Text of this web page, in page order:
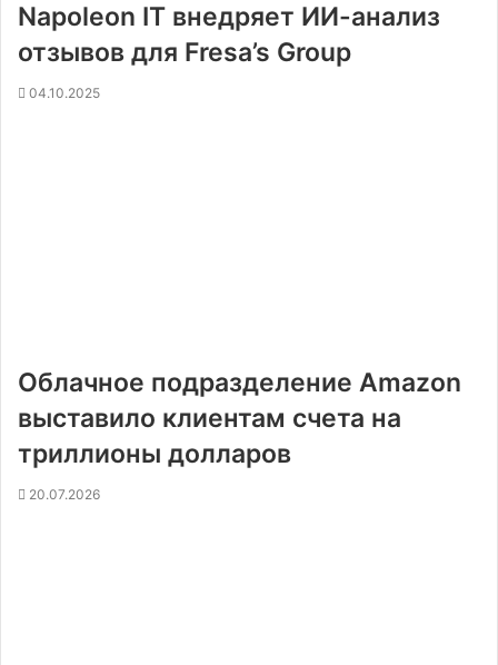
Napoleon IT внедряет ИИ-анализ
отзывов для Fresa’s Group
04.10.2025
Облачное подразделение Amazon
выставило клиентам счета на
триллионы долларов
20.07.2026